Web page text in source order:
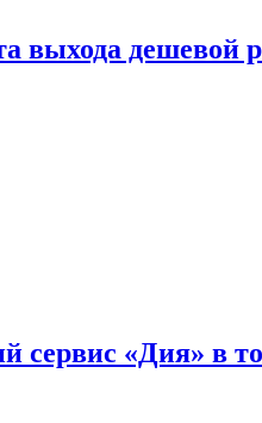
выхода дешевой
сервис «Дия» в